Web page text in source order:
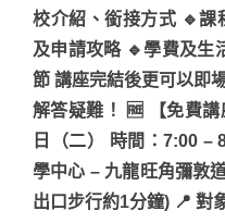
校介紹、銜接方式 🔹課
及申請攻略 🔹學費及生
節 講座完結後更可以即
解答疑難！ 🆓 【免費
日（二） 時間：7:00 –
學中心 – 九龍旺角彌敦
出口步行約1分鐘) 📍 對